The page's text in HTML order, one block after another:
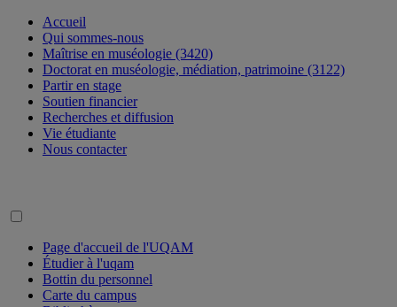
Accueil
Qui sommes-nous
Maîtrise en muséologie (3420)
Doctorat en muséologie, médiation, patrimoine (3122)
Partir en stage
Soutien financier
Recherches et diffusion
Vie étudiante
Nous contacter
Page d'accueil de l'UQAM
Étudier à l'uqam
Bottin du personnel
Carte du campus